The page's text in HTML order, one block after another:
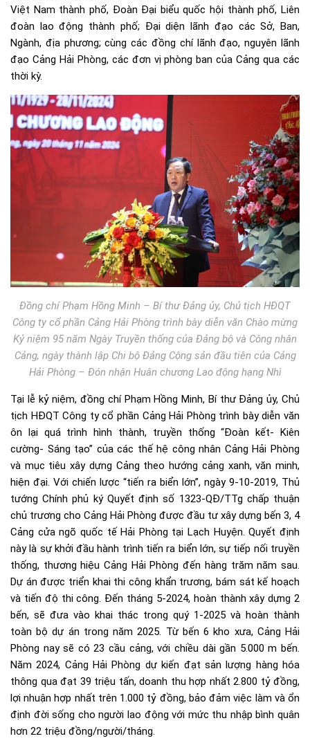
Việt Nam thành phố, Đoàn Đại biểu quốc hội thành phố, Liên
đoàn lao động thành phố; Đại diện lãnh đạo các Sở, Ban,
Ngành, địa phương; cùng các đồng chí lãnh đạo, nguyên lãnh
đạo Cảng Hải Phòng, các đơn vị phòng ban của Cảng qua các
thời kỳ.
Đồng chí Phạm Hồng Minh – Bí thư Đảng ủy, Chủ tịch HĐQT
Công ty cổ phần Cảng Hải Phòng trình bày diễn văn Chào mừng
Kỷ niệm 95 năm Ngày Truyền thống của Đảng bộ và Công nhân
Cảng, ngày thành lập Chi bộ Đảng Cộng sản đầu tiên của Cảng
Hải Phòng – Đón nhận Huân chương Lao động hạng Nhì
Tại lễ kỷ niệm, đồng chí Phạm Hồng Minh, Bí thư Đảng ủy, Chủ
tịch HĐQT Công ty cổ phần Cảng Hải Phòng trình bày diễn văn
ôn lại quá trình hình thành, truyền thống “Đoàn kết- Kiên
cường- Sáng tạo” của các thế hệ công nhân Cảng Hải Phòng
và mục tiêu xây dựng Cảng theo hướng cảng xanh, văn minh,
hiện đại. Với chiến lược “tiến ra biển lớn”, ngày 9-10-2019, Thủ
tướng Chính phủ ký Quyết định số 1323-QĐ/TTg chấp thuận
chủ trương cho Cảng Hải Phòng được đầu tư xây dựng bến 3, 4
Cảng cửa ngõ quốc tế Hải Phòng tại Lạch Huyện. Quyết định
này là sự khởi đầu hành trình tiến ra biển lớn, sự tiếp nối truyền
thống, thương hiệu Cảng Hải Phòng đến hàng trăm năm sau.
Dự án được triển khai thi công khẩn trương, bám sát kế hoạch
và tiến độ thi công. Đến tháng 5-2024, hoàn thành xây dựng 2
bến, sẽ đưa vào khai thác trong quý 1-2025 và hoàn thành
toàn bộ dự án trong năm 2025. Từ bến 6 kho xưa, Cảng Hải
Phòng nay sẽ có 23 cầu cảng, với chiều dài gần 5.000 m bến.
Năm 2024, Cảng Hải Phòng dự kiến đạt sản lượng hàng hóa
thông qua đạt 39 triệu tấn, doanh thu hợp nhất 2.800 tỷ đồng,
lợi nhuận hợp nhất trên 1.000 tỷ đồng, bảo đảm việc làm và ổn
định đời sống cho người lao động với mức thu nhập bình quân
hơn 22 triệu đồng/người/tháng.